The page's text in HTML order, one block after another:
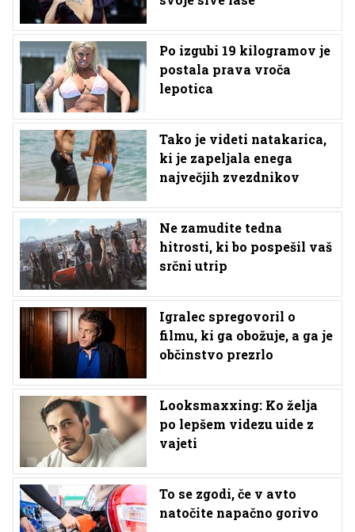
Po izgubi 19 kilogramov je
postala prava vroča
lepotica
Tako je videti natakarica,
ki je zapeljala enega
največjih zvezdnikov
Ne zamudite tedna
hitrosti, ki bo pospešil vaš
srčni utrip
Igralec spregovoril o
filmu, ki ga obožuje, a ga je
občinstvo prezrlo
Looksmaxxing: Ko želja
po lepšem videzu uide z
vajeti
To se zgodi, če v avto
natočite napačno gorivo